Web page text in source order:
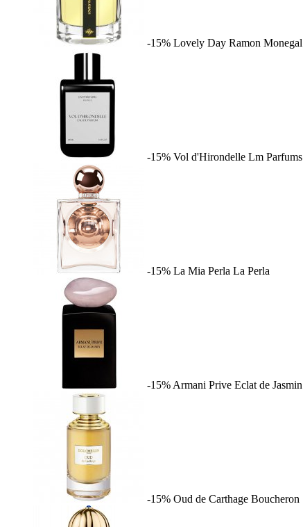
-15% Lovely Day Ramon Monegal
-15% Vol d'Hirondelle Lm Parfums
-15% La Mia Perla La Perla
-15% Armani Prive Eclat de Jasmin
-15% Oud de Carthage Boucheron